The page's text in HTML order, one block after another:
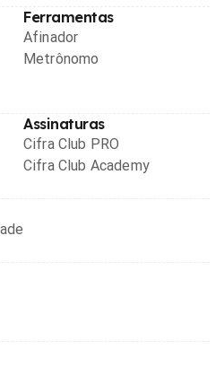
Ferramentas
Afinador
Metrônomo
Assinaturas
Cifra Club PRO
Cifra Club Academy